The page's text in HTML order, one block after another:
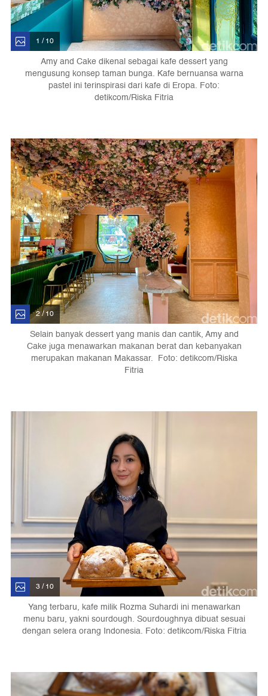
1 / 10
Amy and Cake dikenal sebagai kafe dessert yang
mengusung konsep taman bunga. Kafe bernuansa warna
pastel ini terinspirasi dari kafe di Eropa. Foto:
detikcom/Riska Fitria
2 / 10
Selain banyak dessert yang manis dan cantik, Amy and
Cake juga menawarkan makanan berat dan kebanyakan
merupakan makanan Makassar. Foto: detikcom/Riska
Fitria
3 / 10
Yang terbaru, kafe milik Rozma Suhardi ini menawarkan
menu baru, yakni sourdough. Sourdoughnya dibuat sesuai
dengan selera orang Indonesia. Foto: detikcom/Riska Fitria